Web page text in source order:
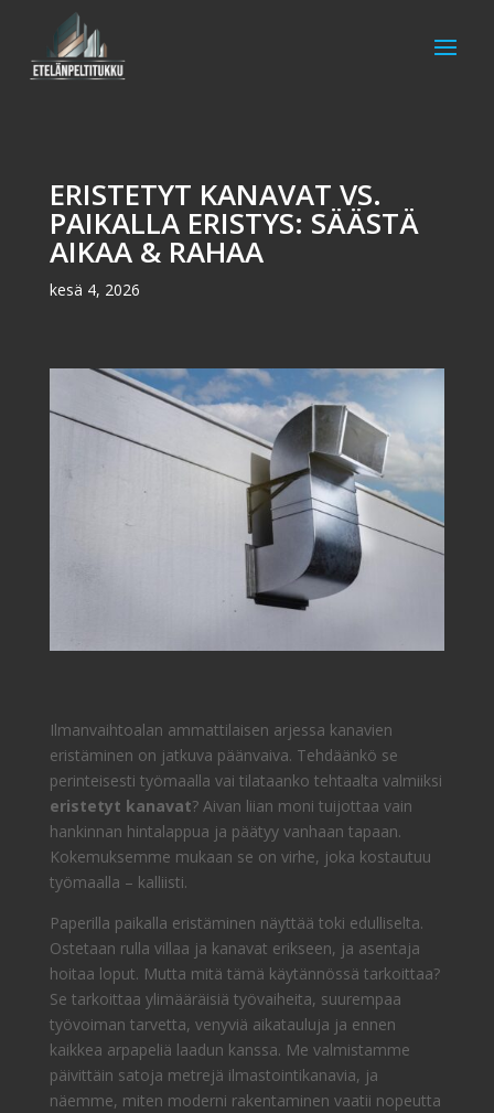
ERISTETYT KANAVAT VS.
PAIKALLA ERISTYS: SÄÄSTÄ
AIKAA & RAHAA
kesä 4, 2026
Ilmanvaihtoalan ammattilaisen arjessa kanavien
eristäminen on jatkuva päänvaiva. Tehdäänkö se
perinteisesti työmaalla vai tilataanko tehtaalta valmiiksi
eristetyt kanavat? Aivan liian moni tuijottaa vain
hankinnan hintalappua ja päätyy vanhaan tapaan.
Kokemuksemme mukaan se on virhe, joka kostautuu
työmaalla – kalliisti.
Paperilla paikalla eristäminen näyttää toki edulliselta.
Ostetaan rulla villaa ja kanavat erikseen, ja asentaja
hoitaa loput. Mutta mitä tämä käytännössä tarkoittaa?
Se tarkoittaa ylimääräisiä työvaiheita, suurempaa
työvoiman tarvetta, venyviä aikatauluja ja ennen
kaikkea arpapeliä laadun kanssa. Me valmistamme
päivittäin satoja metrejä ilmastointikanavia, ja
näemme, miten moderni rakentaminen vaatii nopeutta